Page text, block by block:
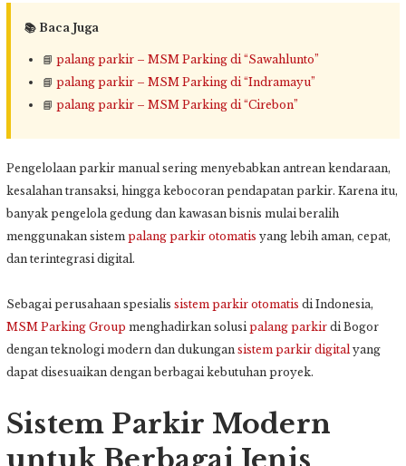
📚 Baca Juga
📘 palang parkir – MSM Parking di “Sawahlunto”
📘 palang parkir – MSM Parking di “Indramayu”
📘 palang parkir – MSM Parking di “Cirebon”
Pengelolaan parkir manual sering menyebabkan antrean kendaraan,
kesalahan transaksi, hingga kebocoran pendapatan parkir. Karena itu,
banyak pengelola gedung dan kawasan bisnis mulai beralih
menggunakan sistem palang parkir otomatis yang lebih aman, cepat,
dan terintegrasi digital.
Sebagai perusahaan spesialis sistem parkir otomatis di Indonesia,
MSM Parking Group menghadirkan solusi palang parkir di Bogor
dengan teknologi modern dan dukungan sistem parkir digital yang
dapat disesuaikan dengan berbagai kebutuhan proyek.
Sistem Parkir Modern
untuk Berbagai Jenis